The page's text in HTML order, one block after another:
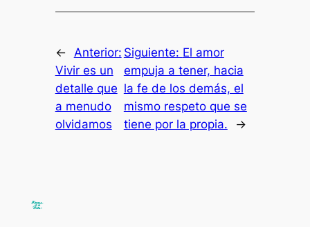
←
Anterior:
Vivir es un
detalle que
a menudo
olvidamos
Siguiente: El amor
empuja a tener, hacia
la fe de los demás, el
mismo respeto que se
tiene por la propia.
→